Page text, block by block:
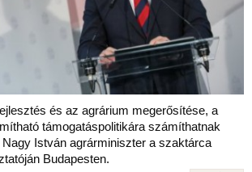
és az agrárium megerősítése, a
támogatáspolitikára számíthatnak
Nagy István agrárminiszter a szaktárca
Budapesten.